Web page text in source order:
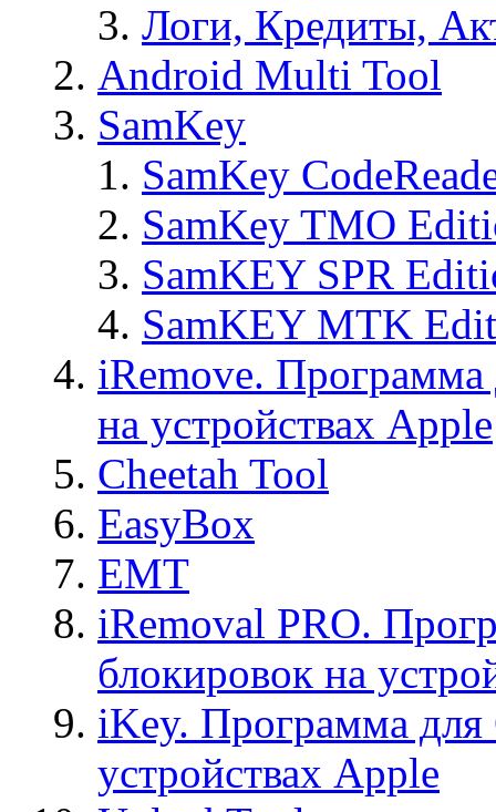
Логи, Кредиты,
Android Multi Tool
SamKey
SamKey
SamKey TMO
SamKEY SPR
SamKEY MTK
iRemove. Программа
на устройствах Apple
Cheetah Tool
EasyBox
EMT
iRemoval PRO.
блокировок на
iKey. Программа для
устройствах Apple